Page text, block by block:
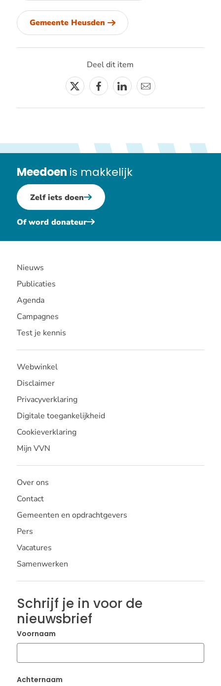
Gemeente Heusden
Deel dit item
TwitterFacebookLinkedin
E-
Meedoen is makkelijk
Zelf iets doen
Of word donateur
Nieuws
Publicaties
Agenda
Campagnes
Test je kennis
Webwinkel
Disclaimer
Privacyverklaring
Digitale toegankelijkheid
Cookieverklaring
Mijn VVN
Over ons
Contact
Gemeenten en opdrachtgevers
Pers
Vacatures
Samenwerken
Schrijf je in voor de
nieuwsbrief
Voornaam
Achternaam